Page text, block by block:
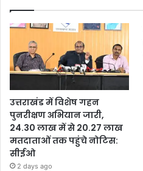
उत्तराखंड में विशेष गहन
पुनरीक्षण अभियान जारी,
24.30 लाख में से 20.27 लाख
मतदाताओं तक पहुंचे नोटिस:
सीईओ
2 days ago